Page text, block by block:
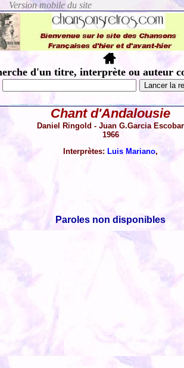
d'un titre, interprète ou auteur
Chant d'Andalousie
Daniel Ringold - Juan G.Garcia Escobar
1966
Interprètes: Luis Mariano,
Paroles non disponibles